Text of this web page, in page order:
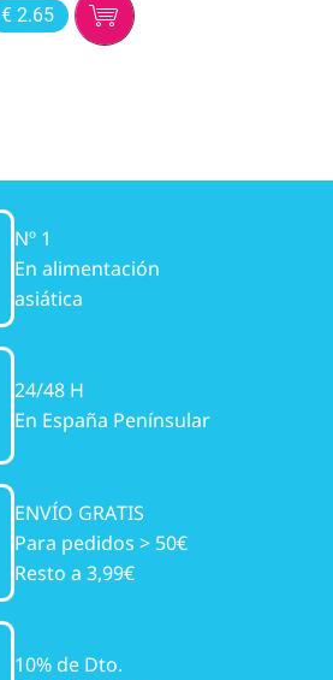
€ 2.65
Nº 1
En alimentación
asiática
24/48 H
En España Penínsular
ENVÍO GRATIS
Para pedidos > 50€
Resto a 3,99€
10% de Dto.